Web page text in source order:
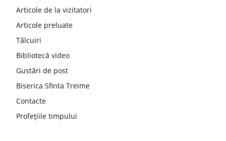
Articole de la vizitatori
Articole preluate
Tâlcuiri
Bibliotecă video
Gustări de post
Biserica Sfinta Treime
Contacte
Profețiile timpului